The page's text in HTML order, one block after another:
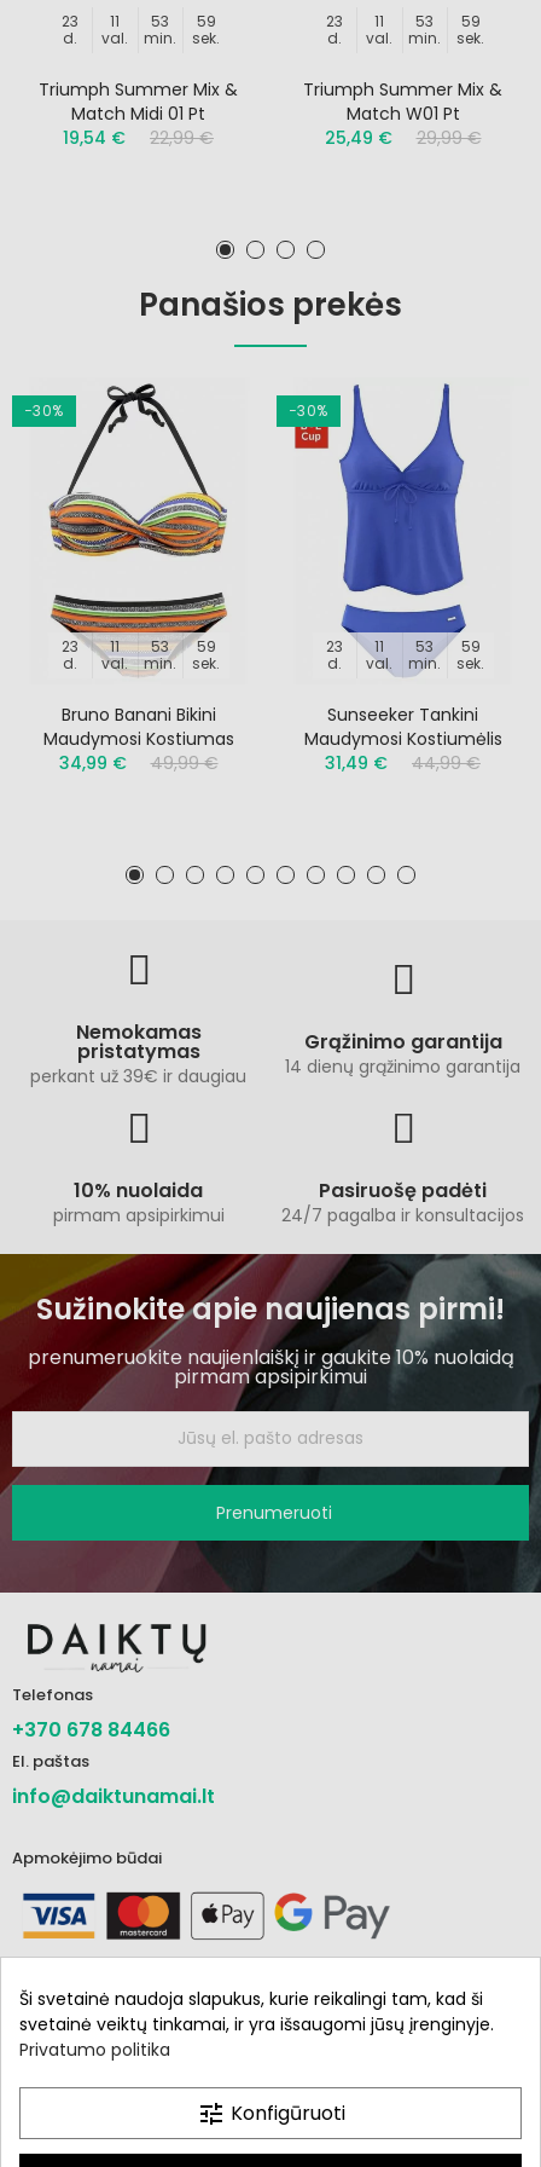
23
d.
11
val.
53
min.
59
sek.
Triumph Summer Mix &
Match Midi 01 Pt
19,54 €
22,99 €
23
d.
11
val.
53
min.
59
sek.
Triumph Summer Mix &
Match W01 Pt
25,49 €
29,99 €
Panašios prekės
−30%
23
d.
11
val.
53
min.
59
sek.
Bruno Banani Bikini
Maudymosi Kostiumas
34,99 €
49,99 €
−30%
23
d.
11
val.
53
min.
59
sek.
Sunseeker Tankini
Maudymosi Kostiumėlis
31,49 €
44,99 €
Nemokamas
pristatymas
perkant už 39€ ir daugiau
Grąžinimo garantija
14 dienų grąžinimo garantija
10% nuolaida
pirmam apsipirkimui
Pasiruošę padėti
24/7 pagalba ir konsultacijos
Sužinokite apie naujienas pirmi!
prenumeruokite naujienlaiškį ir gaukite 10% nuolaidą
pirmam apsipirkimui
Prenumeruoti
Telefonas
+370 678 84466
El. paštas
info@daiktunamai.lt
Apmokėjimo būdai
Informacija
Mano paskyra
Ši svetainė naudoja slapukus, kurie reikalingi tam, kad ši
svetainė veiktų tinkamai, ir yra išsaugomi jūsų įrenginyje.
Privatumo politika
tune Konfigūruoti